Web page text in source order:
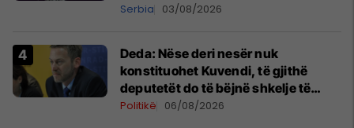
shpall gjendjen e luftës
Serbia 03/08/2026
Deda: Nëse deri nesër nuk
konstituohet Kuvendi, të gjithë
deputetët do të bëjnë shkelje të
rëndë kushtetuese
Politikë 06/08/2026